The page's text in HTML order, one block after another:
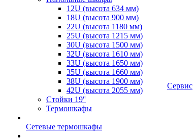
12U (высота 634 мм)
18U (высота 900 мм)
22U (высота 1180 мм)
25U (высота 1215 мм)
30U (высота 1500 мм)
32U (высота 1610 мм)
33U (высота 1650 мм)
35U (высота 1660 мм)
38U (высота 1900 мм)
42U (высота 2055 мм)
Стойки 19''
Термошкафы
Сетевые термошкафы
Сервис